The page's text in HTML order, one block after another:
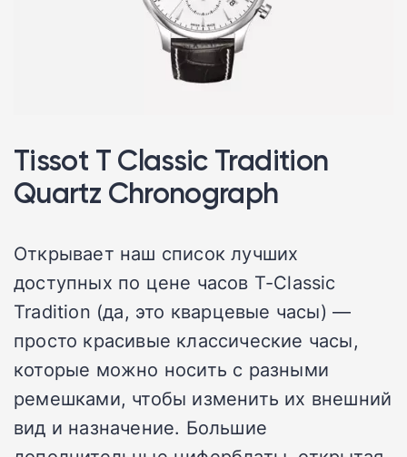
Tissot T Classic Tradition
Quartz Chronograph
Открывает наш список лучших
доступных по цене часов T-Classic
Tradition (да, это кварцевые часы) —
просто красивые классические часы,
которые можно носить с разными
ремешками, чтобы изменить их внешний
вид и назначение. Большие